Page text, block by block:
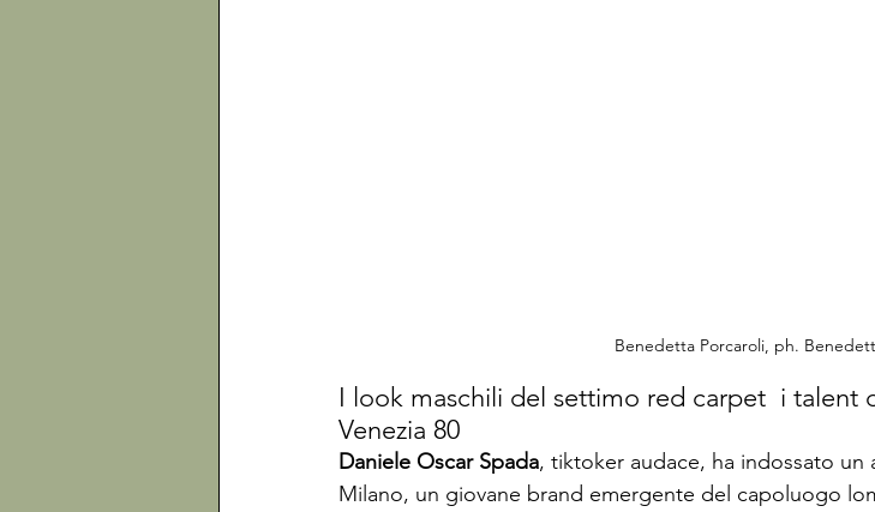
Benedetta Porcaroli, ph.
I look maschili del settimo red carpet  i talent
Venezia 80
Daniele Oscar Spada, tiktoker audace, ha indossato
Milano, un giovane brand emergente del capoluogo